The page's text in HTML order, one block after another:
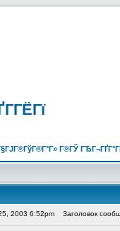
Г®ГЎ
2003 6:52pm Заголовок